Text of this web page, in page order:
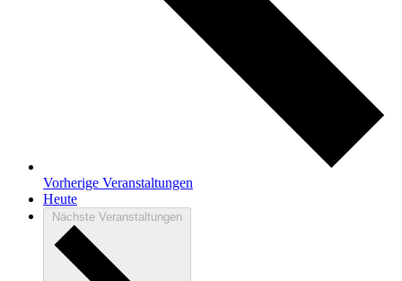
Vorherige Veranstaltungen
Heute
Nächste Veranstaltungen